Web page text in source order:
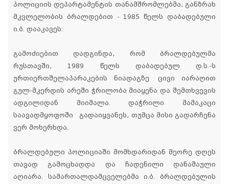
პოლიციის დეპარტამენტის თანამშრომლებმა, განზრახ
მკვლელობის ბრალდებით - 1985 წელს დაბადებული
ი.ბ. დააკავეს.
გამოძიებით დადგინდა, რომ ბრალდებულმა
რუსთავში, 1989 წელს დაბადებულ დ.ს.-ს
ურთიერთშელაპარაკების ნიადაგზე ცივი იარაღით
გულ-მკერდის არეში ჭრილობა მიაყენა და შემთხვევის
ადგილიდან მიიმალა. დაჭრილი მამაკაცი
საავადმყოფოში გადაიყვანეს, თუმცა მისი გადარჩენა
ვერ მოხერხდა.
ბრალდებული პოლიციაში მომხდარიდან მეორე დღეს
თავად გამოცხადდა და ჩადენილი დანაშაული
აღიარა. სამართალდამცველებმა ი.ბ. ბრალდებულის